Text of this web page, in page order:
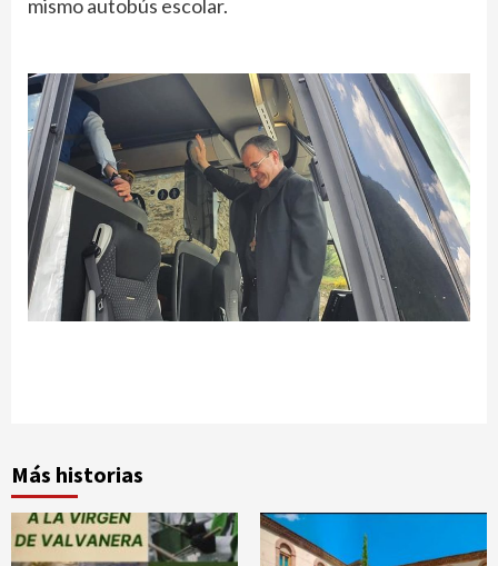
mismo autobús escolar.
Más historias